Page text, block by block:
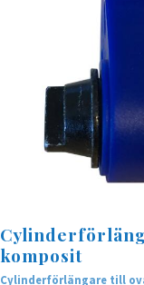
komposit
Cylinderförlängare till